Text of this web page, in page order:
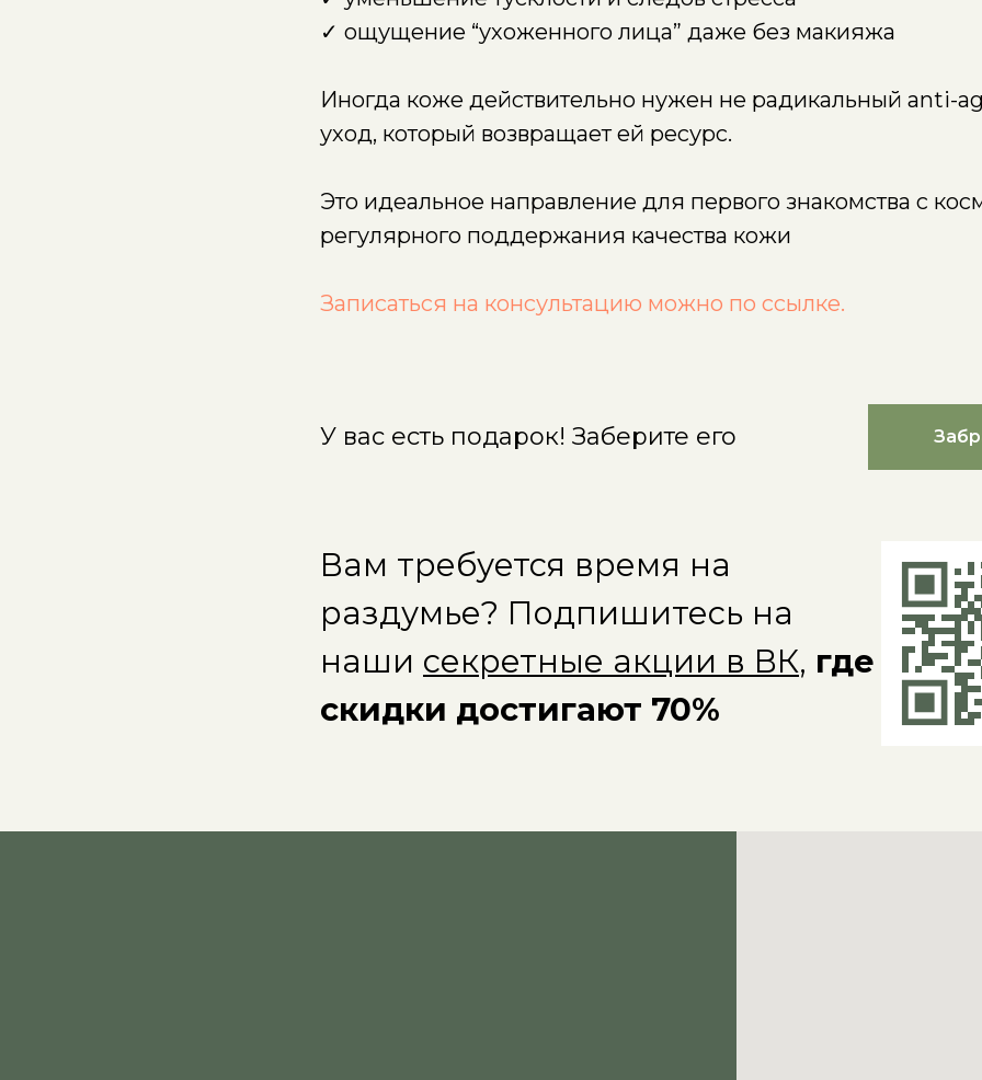
✓ ощущение “ухоженного лица” даже без макияжа
Иногда коже действительно нужен не радикальный anti-
уход, который возвращает ей ресурс.
Это идеальное направление для первого знакомства с
регулярного поддержания качества кожи
Записаться на консультацию можно по ссылке.
У вас есть подарок! Заберите его
Вам требуется время на
раздумье? Подпишитесь на
наши секретные акции в ВК, где
скидки достигают 70%